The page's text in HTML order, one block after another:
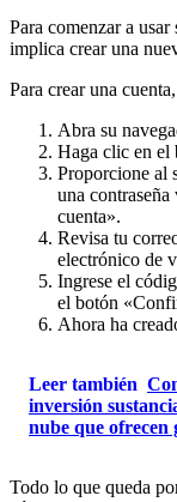
Para comenzar a
implica crear una
Para crear una
Abra su
Haga clic en el
Proporcione al
una
cuenta».
Revisa tu
electrónico de
Ingrese el
el botón
Ahora ha
Leer también
inversión
nube que ofrecen
Todo lo que queda